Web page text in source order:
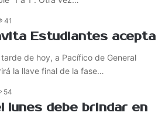
41
Estudiantes acepta
de hoy, a Pacífico de General
la llave final de la fase…
54
lunes debe brindar en